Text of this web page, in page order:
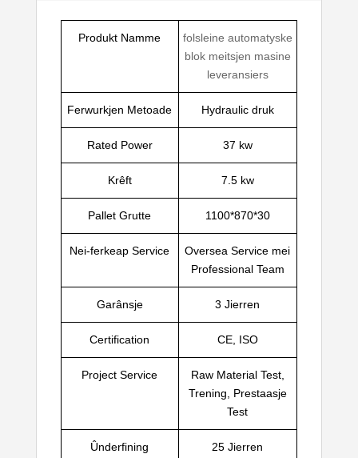
Produkt Namme
folsleine automatyske
blok meitsjen masine
leveransiers
Ferwurkjen Metoade Hydraulic druk
Rated Power 37 kw
Krêft 7.5 kw
Pallet Grutte 1100*870*30
Nei-ferkeap Service
Oversea Service mei
Professional Team
Garânsje 3 Jierren
Certification CE, ISO
Project Service
Raw Material Test,
Trening, Prestaasje
Test
Ûnderfining
25 Jierren